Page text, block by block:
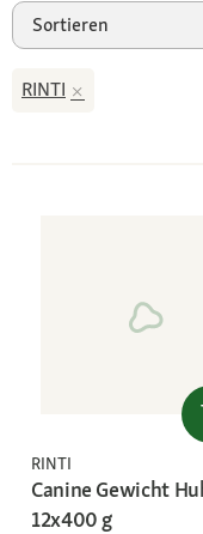
Sortieren
RINTI
RINTI
Canine Gewicht
12x400 g